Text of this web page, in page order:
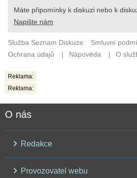
Reklama:
Reklama:
O nás
Redakce
Provozovatel webu